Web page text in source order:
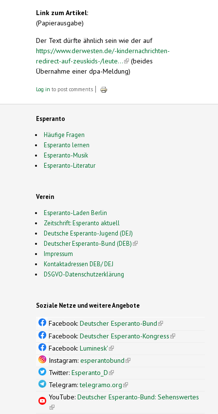
Link zum Artikel:
(Papierausgabe)
Der Text dürfte ähnlich sein wie der auf
https://www.derwesten.de/-kindernachrichten-
redirect-auf-zeuskids-/leute...(link is external)
(beides
Übernahme einer dpa-Meldung)
Log in to post comments
Esperanto
Häufige Fragen
Esperanto lernen
Esperanto-Musik
Esperanto-Literatur
Verein
Esperanto-Laden Berlin
Zeitschrift: Esperanto aktuell
Deutsche Esperanto-Jugend (DEJ)
Deutscher Esperanto-Bund (DEB)(link is external)
Impressum
Kontaktadressen DEB/ DEJ
DSGVO-Datenschutzerklärung
Soziale Netze und weitere Angebote
Facebook: Deutscher Esperanto-Bund(link is
external)
Facebook: Deutscher Esperanto-Kongress(link is
Facebook: Luminesk'(link is external)
Instagram: esperantobund(link is external)
Twitter: Esperanto_D(link is external)
Telegram:telegramo.org(link is external)
YouTube: Deutscher Esperanto-Bund: Sehenswertes
(link is external)